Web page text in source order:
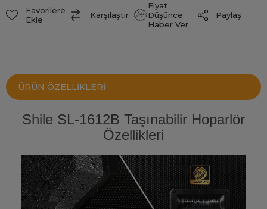
Favorilere
Ekle
Karşılaştır
Fiyat
Düşünce
Haber Ver
Paylaş
ÜRÜN ÖZELLIKLERI
Shile SL-1612B Taşınabilir Hoparlör
Özellikleri